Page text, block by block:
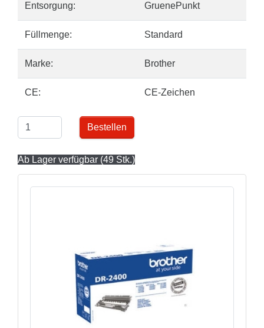
Entsorgung: GruenePunkt
Füllmenge: Standard
Marke: Brother
CE: CE-Zeichen
Bestellen
Ab Lager verfügbar (49 Stk.)